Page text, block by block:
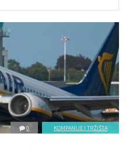
0 KOMPANIJE I TRŽIŠTA